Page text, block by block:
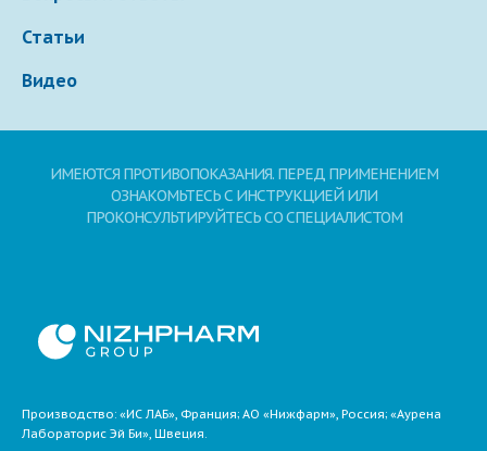
соглашение
Статьи
Видео
ИМЕЮТСЯ ПРОТИВОПОКАЗАНИЯ. ПЕРЕД ПРИМЕНЕНИЕМ
ОЗНАКОМЬТЕСЬ С ИНСТРУКЦИЕЙ ИЛИ
ПРОКОНСУЛЬТИРУЙТЕСЬ СО СПЕЦИАЛИСТОМ
Производство: «ИС ЛАБ», Франция; АО «Нижфарм», Россия; «Аурена
Лабораторис Эй Би», Швеция.